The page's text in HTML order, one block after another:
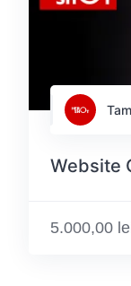
Website
5.000,00